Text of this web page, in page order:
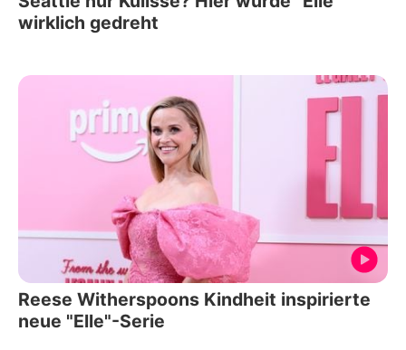
wirklich gedreht
Reese Witherspoons Kindheit inspirierte
neue "Elle"-Serie